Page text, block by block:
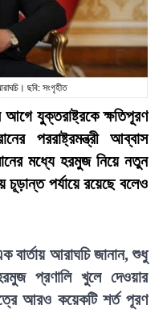
ছবি: সংগৃহীত
যুক্তরাষ্ট্রকে ক্ষতিপূরণ
পররাষ্ট্রমন্ত্রী আব্বাস
মধ্যে হরমুজ নিয়ে নতুন
পর্যায়ে রয়েছে বলেও
বার্তায় আরাঘচি জানান, শুধু
প্রণালি খুলে দেওয়ার
আরও কয়েকটি শর্ত পূরণ